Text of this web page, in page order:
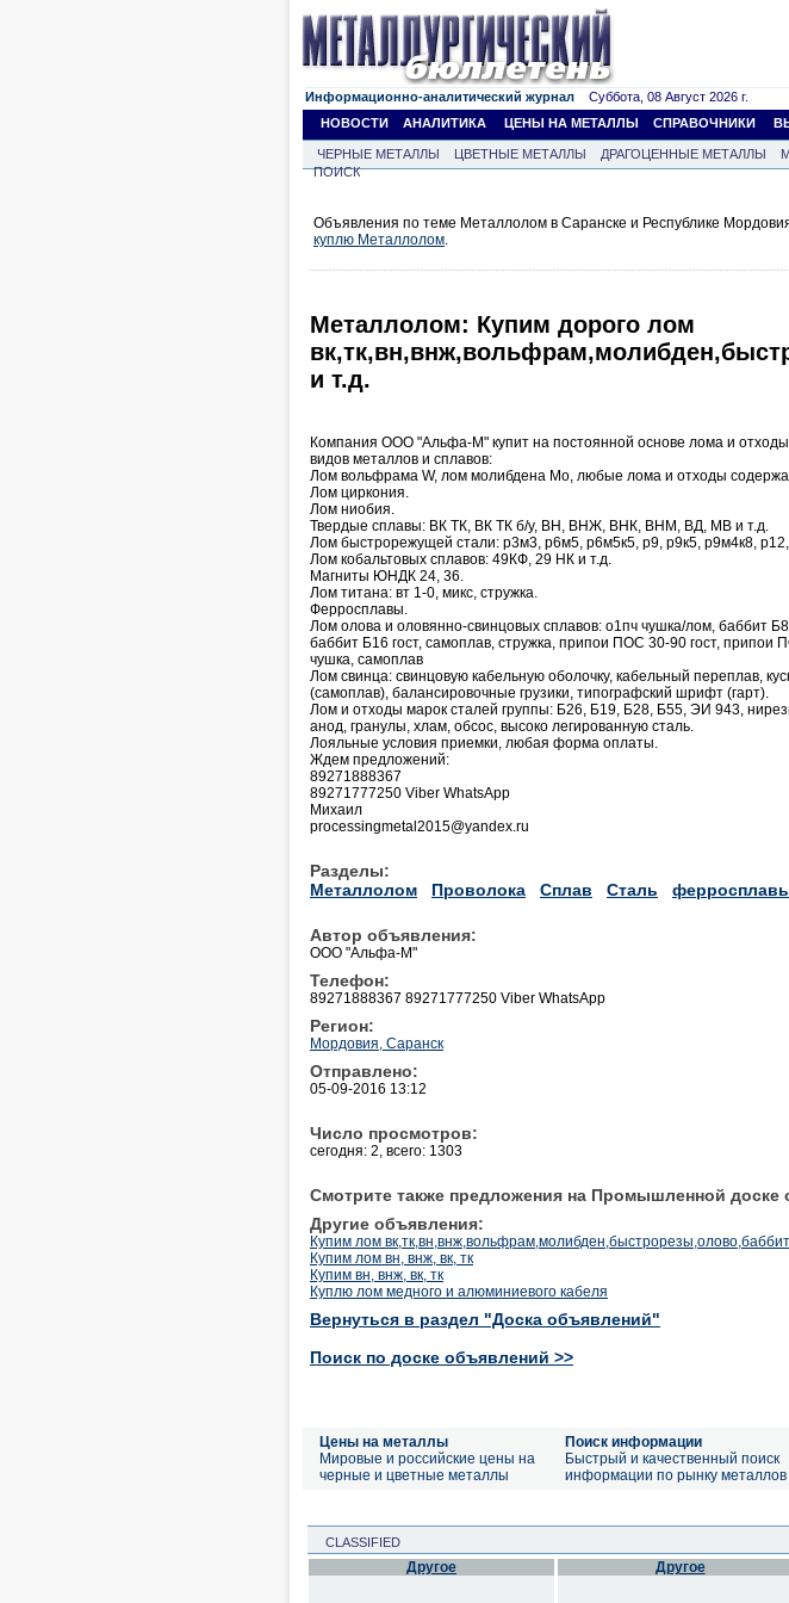
Информационно-аналитический журнал Суббота, 08 Август 2026 г.
НОВОСТИ
АНАЛИТИКА ЦЕНЫ НА МЕТАЛЛЫ СПРАВОЧНИКИ
ЧЕРНЫЕ МЕТАЛЛЫ ЦВЕТНЫЕ МЕТАЛЛЫ ДРАГОЦЕННЫЕ МЕТАЛЛЫ
ПОИСК
Объявления по теме Металлолом в Саранске и Республике
куплю Металлолом.
Металлолом: Купим дорого лом
и т.д.
Компания ООО "Альфа-М" купит на постоянной основе лома и
видов металлов и сплавов:
Лом вольфрама W, лом молибдена Mo, любые лома и отходы
Лом циркония.
Лом ниобия.
Твердые сплавы: ВК ТК, ВК ТК б/у, ВН, ВНЖ, ВНК, ВНМ, ВД, МВ и т.д.
Лом быстрорежущей стали: р3м3, р6м5, р6м5к5, р9, р9к5, р9м4к8, р12,
Лом кобальтовых сплавов: 49КФ, 29 НК и т.д.
Магниты ЮНДК 24, 36.
Лом титана: вт 1-0, микс, стружка.
Ферросплавы.
Лом олова и оловянно-свинцовых сплавов: о1пч чушка/лом, баббит
баббит Б16 гост, самоплав, стружка, припои ПОС 30-90 гост, припои
чушка, самоплав
Лом свинца: свинцовую кабельную оболочку, кабельный переплав,
(самоплав), балансировочные грузики, типографский шрифт (гарт).
Лом и отходы марок сталей группы: Б26, Б19, Б28, Б55, ЭИ 943,
анод, гранулы, хлам, обсос, высоко легированную сталь.
Лояльные условия приемки, любая форма оплаты.
Ждем предложений:
89271888367
89271777250 Viber WhatsApp
Михаил
processingmetal2015@yandex.ru
Разделы:
Металлолом
Проволока Сплав Сталь
Автор объявления:
ООО "Альфа-М"
Телефон:
89271888367 89271777250 Viber WhatsApp
Регион:
Мордовия, Саранск
Отправлено:
05-09-2016 13:12
Число просмотров:
сегодня: 2, всего: 1303
Смотрите также предложения на Промышленной доске
Другие объявления:
Купим лом
Купим лом вн, внж, вк, тк
Купим вн, внж, вк, тк
Куплю лом медного и алюминиевого кабеля
Вернуться в раздел "Доска объявлений"
Поиск по доске объявлений >>
Цены на металлы
Мировые и российские цены на
черные и цветные металлы
Поиск информации
Быстрый и качественный поиск
информации по рынку металлов
CLASSIFIED
Другое Другое